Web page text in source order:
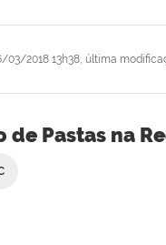
03/2018 13h38, última
Pastas na